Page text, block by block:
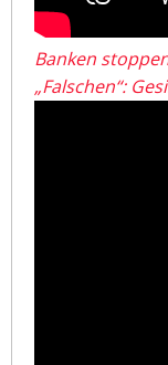
Banken
„Falschen“: